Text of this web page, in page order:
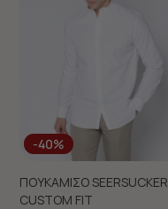
-40%
ΠΟΥΚΑΜΙΣΟ SEERSUCKER
CUSTOM FIT